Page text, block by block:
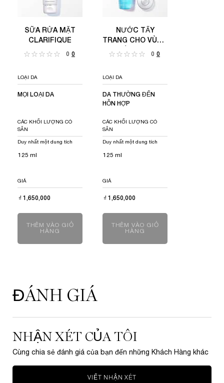
SỮA RỬA MẶT
CLARIFIQUE
0 0
NƯỚC TẨY
TRANG CHO VÙNG
DA MẮT BI-FACIL
0 0
LOẠI DA
MỌI LOẠI DA
LOẠI DA
DA THƯỜNG ĐẾN
HỖN HỢP
CÁC KHỐI LƯỢNG CÓ
SẴN
Duy nhất một dung tích
125 ml
CÁC KHỐI LƯỢNG CÓ
SẴN
Duy nhất một dung tích
125 ml
GIÁ
₫ 1,650,000
GIÁ
₫ 1,650,000
THÊM VÀO GIỎ
HÀNG
SỮA RỬA MẶT CLARIFIQUE
THÊM VÀO GIỎ
HÀNG
ĐÁNH GIÁ
NHẬN XÉT CỦA TÔI
Cùng chia sẻ đánh giá của bạn đến những Khách Hàng khác
VIẾT NHẬN XÉT